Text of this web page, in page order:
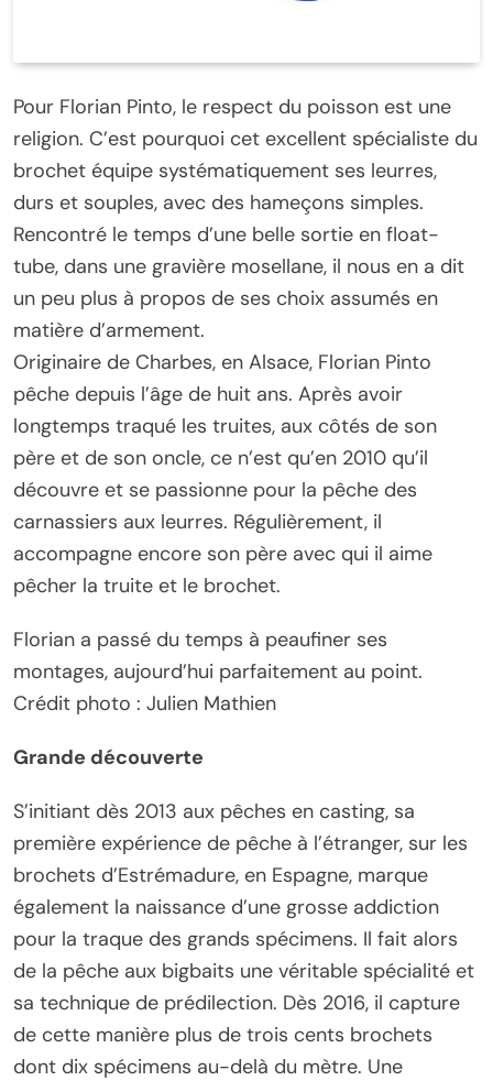
Pour Florian Pinto, le respect du poisson est une
religion. C’est pourquoi cet excellent spécialiste du
brochet équipe systématiquement ses leurres,
durs et souples, avec des hameçons simples.
Rencontré le temps d’une belle sortie en float-
tube, dans une gravière mosellane, il nous en a dit
un peu plus à propos de ses choix assumés en
matière d’armement.
Originaire de Charbes, en Alsace, Florian Pinto
pêche depuis l’âge de huit ans. Après avoir
longtemps traqué les truites, aux côtés de son
père et de son oncle, ce n’est qu’en 2010 qu’il
découvre et se passionne pour la pêche des
carnassiers aux leurres. Régulièrement, il
accompagne encore son père avec qui il aime
pêcher la truite et le brochet.
Florian a passé du temps à peaufiner ses
montages, aujourd’hui parfaitement au point.
Crédit photo : Julien Mathien
Grande découverte
S’initiant dès 2013 aux pêches en casting, sa
première expérience de pêche à l’étranger, sur les
brochets d’Estrémadure, en Espagne, marque
également la naissance d’une grosse addiction
pour la traque des grands spécimens. Il fait alors
de la pêche aux bigbaits une véritable spécialité et
sa technique de prédilection. Dès 2016, il capture
de cette manière plus de trois cents brochets
dont dix spécimens au-delà du mètre. Une